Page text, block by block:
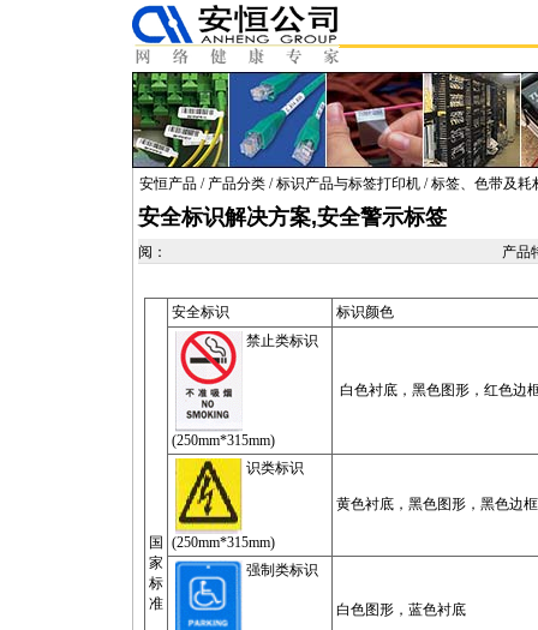
安恒产品 / 产品分类 /标识产品与标签打印机 /标签、色带及耗
安全标识解决方案,安全警示标签
阅： 产品
国
家
标
准
安全标识
标识颜色
禁止类标识
(250mm*315mm)
白色衬底，黑色图形，红色边
识类标识
(250mm*315mm)
黄色衬底，黑色图形，黑色边框
强制类标识
白色图形，蓝色衬底